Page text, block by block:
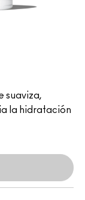
suaviza,
la hidratación